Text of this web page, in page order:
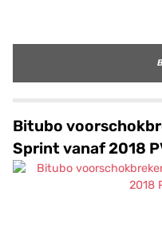
Bitubo
Sprint vanaf 2018